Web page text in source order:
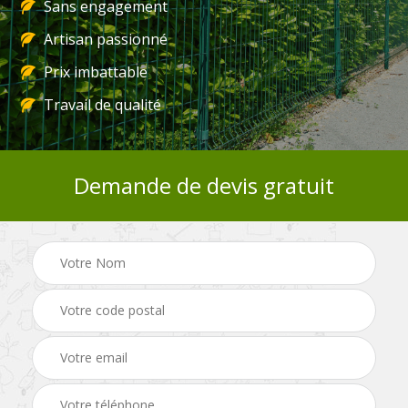
Sans engagement
Artisan passionné
Prix imbattable
Travail de qualité
Demande de devis gratuit